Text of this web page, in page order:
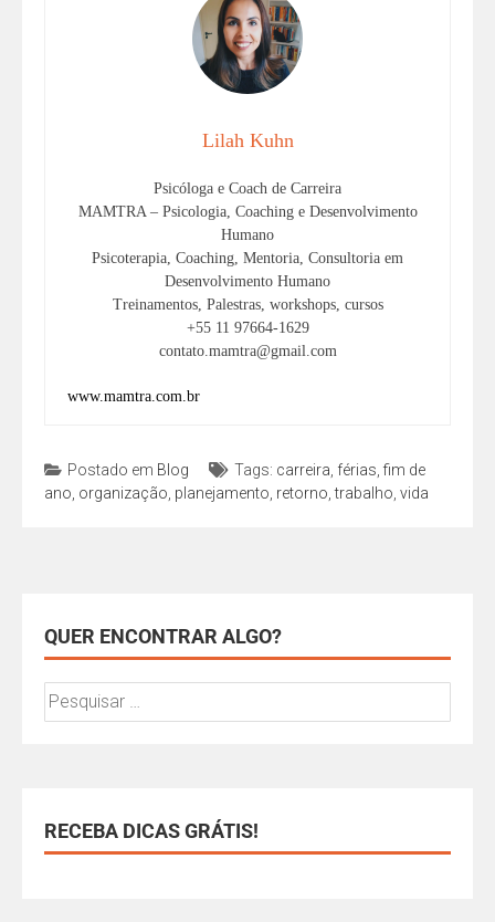
Lilah Kuhn
Psicóloga e Coach de Carreira
MAMTRA – Psicologia, Coaching e Desenvolvimento
Humano
Psicoterapia, Coaching, Mentoria, Consultoria em
Desenvolvimento Humano
Treinamentos, Palestras, workshops, cursos
+55 11 97664-1629
contato.mamtra@gmail.com
www.mamtra.com.br
Postado em Blog Tags: carreira férias fim de
ano organização planejamento retorno ,trabalho vida
QUER ENCONTRAR ALGO?
RECEBA DICAS GRÁTIS!